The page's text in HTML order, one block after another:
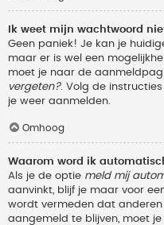
Ik weet mijn wachtwoord
Geen paniek! Je kan je
maar er is wel een
moet je naar de
vergeten?. Volg de
je weer aanmelden.
Omhoog
Waarom word ik
Als je de optie meld mij
aanvinkt, blijf je maar voor
wordt vermeden dat
aangemeld te blijven, moet